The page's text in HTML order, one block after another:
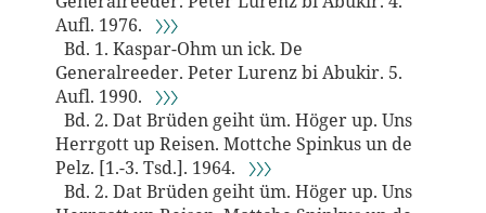
Aufl. 1976. 〉〉〉
Bd. 1. Kaspar-Ohm un ick. De
Generalreeder. Peter Lurenz bi Abukir. 5.
Aufl. 1990. 〉〉〉
Bd. 2. Dat Brüden geiht üm. Höger up. Uns
Herrgott up Reisen. Mottche Spinkus un de
Pelz. [1.-3. Tsd.]. 1964. 〉〉〉
Bd. 2. Dat Brüden geiht üm. Höger up. Uns